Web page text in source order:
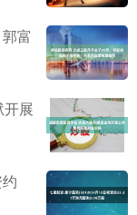
富
展